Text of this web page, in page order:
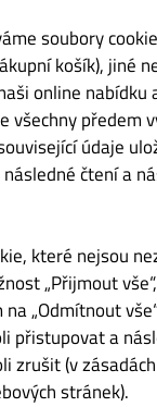
ukončení
Vyzvednutí
soubory
košík), jiné
online nabídku
všechny předem
údaje
čtení a
které nejsou
„Přijmout
„Odmítnout
přistupovat a
zrušit (v
stránek).